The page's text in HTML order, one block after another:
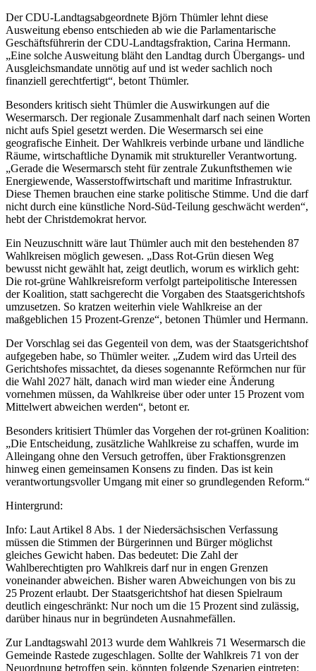
Der CDU-Landtagsabgeordnete Björn Thümler lehnt diese
Ausweitung ebenso entschieden ab wie die Parlamentarische
Geschäftsführerin der CDU-Landtagsfraktion, Carina Hermann.
„Eine solche Ausweitung bläht den Landtag durch Übergangs- und
Ausgleichsmandate unnötig auf und ist weder sachlich noch
finanziell gerechtfertigt“, betont Thümler.
Besonders kritisch sieht Thümler die Auswirkungen auf die
Wesermarsch. Der regionale Zusammenhalt darf nach seinen Worten
nicht aufs Spiel gesetzt werden. Die Wesermarsch sei eine
geografische Einheit. Der Wahlkreis verbinde urbane und ländliche
Räume, wirtschaftliche Dynamik mit struktureller Verantwortung.
„Gerade die Wesermarsch steht für zentrale Zukunftsthemen wie
Energiewende, Wasserstoffwirtschaft und maritime Infrastruktur.
Diese Themen brauchen eine starke politische Stimme. Und die darf
nicht durch eine künstliche Nord-Süd-Teilung geschwächt werden“,
hebt der Christdemokrat hervor.
Ein Neuzuschnitt wäre laut Thümler auch mit den bestehenden 87
Wahlkreisen möglich gewesen. „Dass Rot-Grün diesen Weg
bewusst nicht gewählt hat, zeigt deutlich, worum es wirklich geht:
Die rot-grüne Wahlkreisreform verfolgt parteipolitische Interessen
der Koalition, statt sachgerecht die Vorgaben des Staatsgerichtshofs
umzusetzen. So kratzen weiterhin viele Wahlkreise an der
maßgeblichen 15 Prozent-Grenze“, betonen Thümler und Hermann.
Der Vorschlag sei das Gegenteil von dem, was der Staatsgerichtshof
aufgegeben habe, so Thümler weiter. „Zudem wird das Urteil des
Gerichtshofes missachtet, da dieses sogenannte Reförmchen nur für
die Wahl 2027 hält, danach wird man wieder eine Änderung
vornehmen müssen, da Wahlkreise über oder unter 15 Prozent vom
Mittelwert abweichen werden“, betont er.
Besonders kritisiert Thümler das Vorgehen der rot-grünen Koalition:
„Die Entscheidung, zusätzliche Wahlkreise zu schaffen, wurde im
Alleingang ohne den Versuch getroffen, über Fraktionsgrenzen
hinweg einen gemeinsamen Konsens zu finden. Das ist kein
verantwortungsvoller Umgang mit einer so grundlegenden Reform.“
Hintergrund:
Info: Laut Artikel 8 Abs. 1 der Niedersächsischen Verfassung
müssen die Stimmen der Bürgerinnen und Bürger möglichst
gleiches Gewicht haben. Das bedeutet: Die Zahl der
Wahlberechtigten pro Wahlkreis darf nur in engen Grenzen
voneinander abweichen. Bisher waren Abweichungen von bis zu
25 Prozent erlaubt. Der Staatsgerichtshof hat diesen Spielraum
deutlich eingeschränkt: Nur noch um die 15 Prozent sind zulässig,
darüber hinaus nur in begründeten Ausnahmefällen.
Zur Landtagswahl 2013 wurde dem Wahlkreis 71 Wesermarsch die
Gemeinde Rastede zugeschlagen. Sollte der Wahlkreis 71 von der
Neuordnung betroffen sein, könnten folgende Szenarien eintreten: